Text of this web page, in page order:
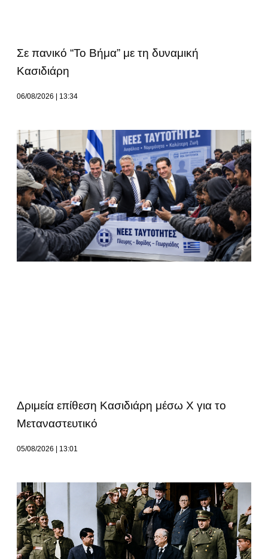
Σε πανικό “Το Βήμα” με τη δυναμική
Κασιδιάρη
06/08/2026 13:34
Δριμεία επίθεση Κασιδιάρη μέσω Χ για το
Μεταναστευτικό
05/08/2026 13:01